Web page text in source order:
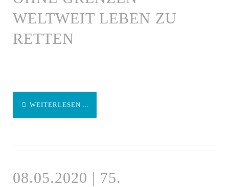
WELTWEIT LEBEN ZU
RETTEN
WEITERLESEN ...
08.05.2020 | 75.